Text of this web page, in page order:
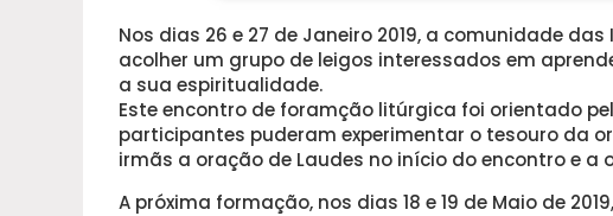
Nos dias 26 e 27 de Janeiro 2019, a comunidade
acolher um grupo de leigos interessados em
a sua espiritualidade.
Este encontro de foramção litúrgica foi orientado
participantes puderam experimentar o tesouro da
irmãs a oração de Laudes no início do encontro e a
A próxima formação, nos dias 18 e 19 de Maio de